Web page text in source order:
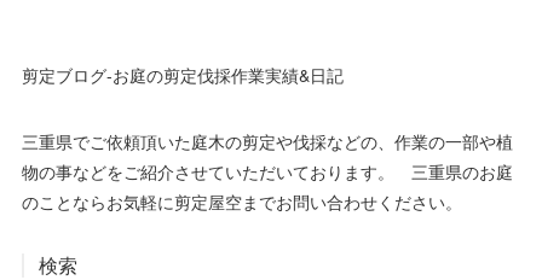
剪定ブログ-お庭の剪定伐採作業実績&日記
三重県でご依頼頂いた庭木の剪定や伐採などの、作業の一部や植
物の事などをご紹介させていただいております。 三重県のお庭
のことならお気軽に剪定屋空までお問い合わせください。
検索